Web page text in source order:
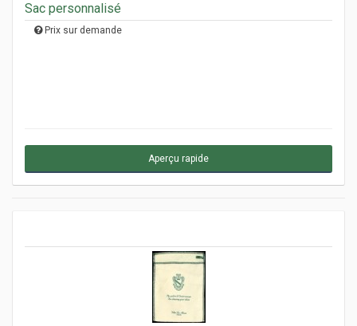
Sac personnalisé
Prix sur demande
Aperçu rapide